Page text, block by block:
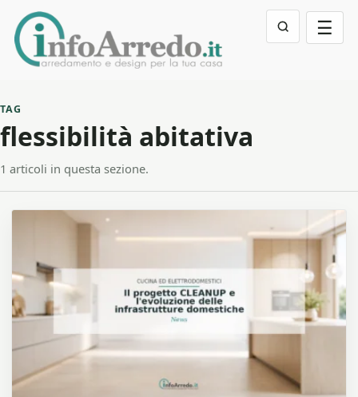
☰
TAG
flessibilità abitativa
1 articoli in questa sezione.